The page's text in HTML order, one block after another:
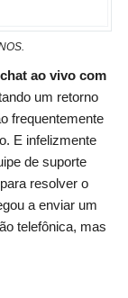
ao vivo com
um retorno
frequentemente
E infelizmente
de suporte
resolver o
a enviar um
telefônica, mas